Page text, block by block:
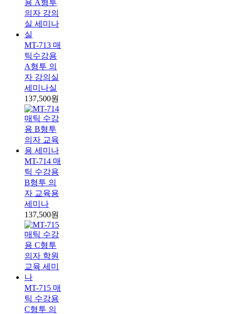
MT-713 매
틱수강용
A형투 의
자 강의실
세미나실
137,500원
MT-714 매
틱 수강용
B형투 의
자 교육용
세미나
137,500원
MT-715 매
틱 수강용
C형투 의